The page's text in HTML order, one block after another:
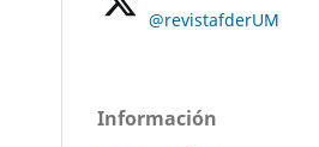
@revistafderUM
Información